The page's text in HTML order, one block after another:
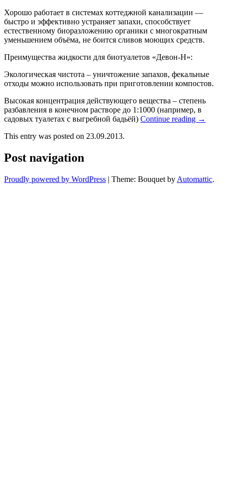
Хорошо работает в системах коттеджной канализации —
быстро и эффективно устраняет запахи, способствует
естественному биоразложению органики с многократным
уменьшением объёма, не боится сливов моющих средств.
Преимущества жидкости для биотуалетов «Девон-Н»:
Экологическая чистота – уничтожение запахов, фекальные
отходы можно использовать при приготовлении компостов.
Высокая концентрация действующего вещества – степень
разбавления в конечном растворе до 1:1000 (например, в
садовых туалетах с выгребной бадьёй) Continue reading →
This entry was posted on 23.09.2013.
Post navigation
Proudly powered by WordPress | Theme: Bouquet by Automattic.